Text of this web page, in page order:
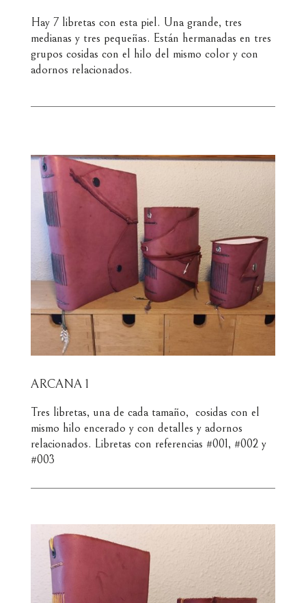
Hay 7 libretas con esta piel. Una grande, tres
medianas y tres pequeñas. Están hermanadas en tres
grupos cosidas con el hilo del mismo color y con
adornos relacionados.
ARCANA 1
Tres libretas, una de cada tamaño, cosidas con el
mismo hilo encerado y con detalles y adornos
relacionados. Libretas con referencias #001, #002 y
#003